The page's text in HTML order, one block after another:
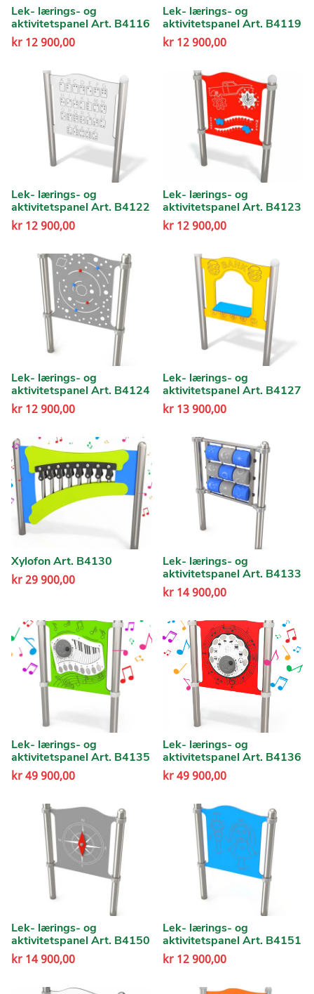
Lek- lærings- og
aktivitetspanel Art. B4116
kr 12 900,00
Lek- lærings- og
aktivitetspanel Art. B4119
kr12 900,00
Lek- lærings- og
aktivitetspanel Art. B4122
kr 12 900,00
Lek- lærings- og
aktivitetspanel Art. B4123
kr12 900,00
Lek- lærings- og
aktivitetspanel Art. B4124
kr 12 900,00
Lek- lærings- og
aktivitetspanel Art. B4127
kr13 900,00
Xylofon Art. B4130
kr29 900,00
Lek- lærings- og
aktivitetspanel Art. B4133
kr14 900,00
Lek- lærings- og
aktivitetspanel Art. B4135
kr49 900,00
Lek- lærings- og
aktivitetspanel Art. B4136
kr49 900,00
Lek- lærings- og
aktivitetspanel Art. B4150
kr 14 900,00
Lek- lærings- og
aktivitetspanel Art. B4151
kr12 900,00